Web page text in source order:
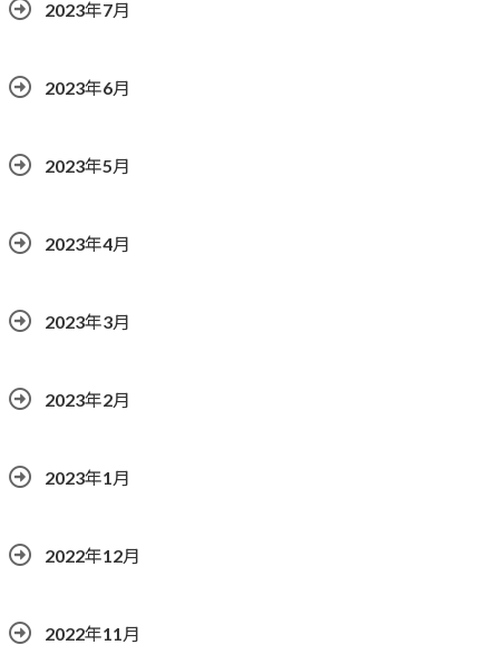
2023年7月
2023年6月
2023年5月
2023年4月
2023年3月
2023年2月
2023年1月
2022年12月
2022年11月